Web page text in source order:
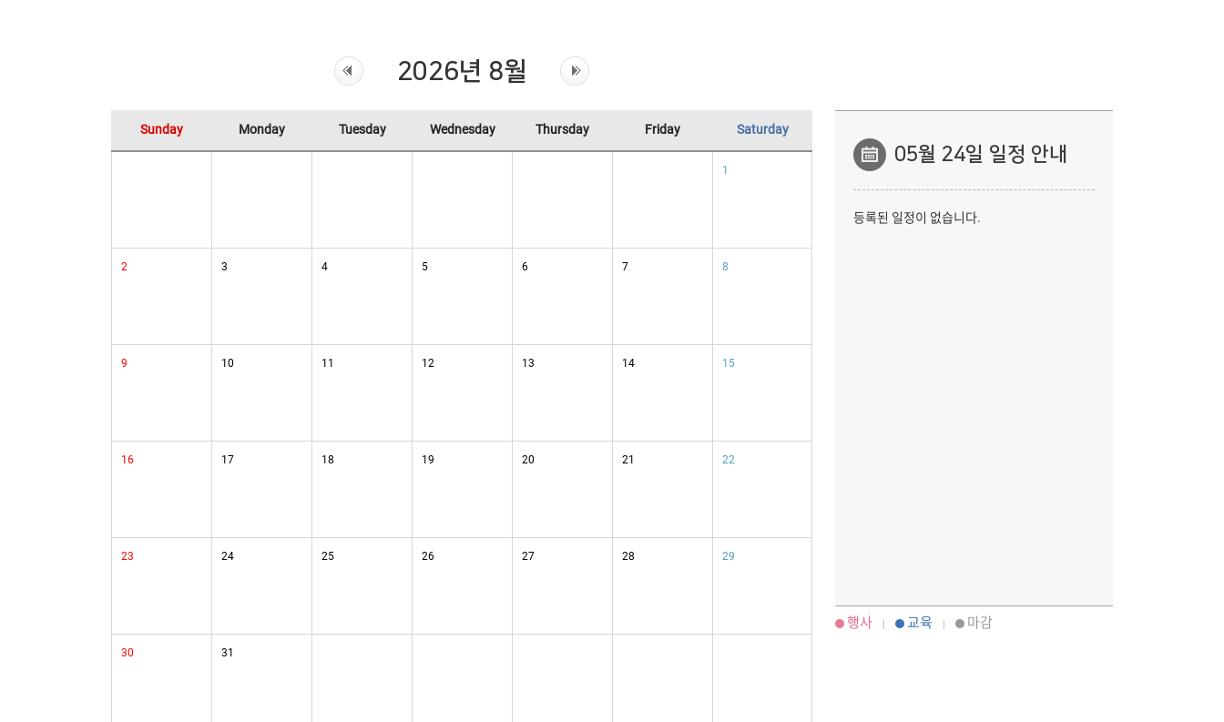
2026년 8월
Sunday Monday Tuesday Wednesday Thursday Friday Saturday
1
2 3 4 5 6 7 8
9 10 11 12 13 14 15
16 17 18 19 20 21 22
23 24 25 26 27 28 29
30 31
05월 24일 일정 안내
등록된 일정이 없습니다.
행사 교육 마감